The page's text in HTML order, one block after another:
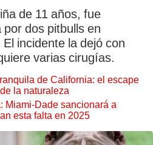
de 11 años, fue
dos pitbulls en
incidente la dejó con
varias cirugías.
de California: el escape
la naturaleza
Miami-Dade sancionará a
esta falta en 2025